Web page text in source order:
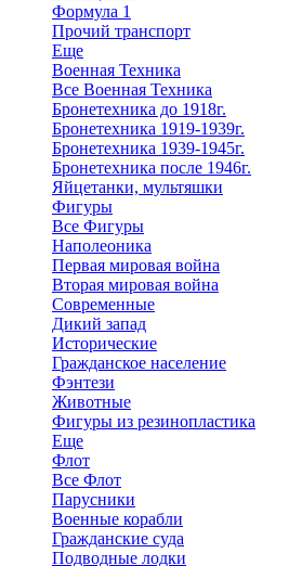
Формула 1
Прочий транспорт
Еще
Военная Техника
Все Военная Техника
Бронетехника до 1918г.
Бронетехника 1919-1939г.
Бронетехника 1939-1945г.
Бронетехника после 1946г.
Яйцетанки, мультяшки
Фигуры
Все Фигуры
Наполеоника
Первая мировая война
Вторая мировая война
Современные
Дикий запад
Исторические
Гражданское население
Фэнтези
Животные
Фигуры из резинопластика
Еще
Флот
Все Флот
Парусники
Военные корабли
Гражданские суда
Подводные лодки